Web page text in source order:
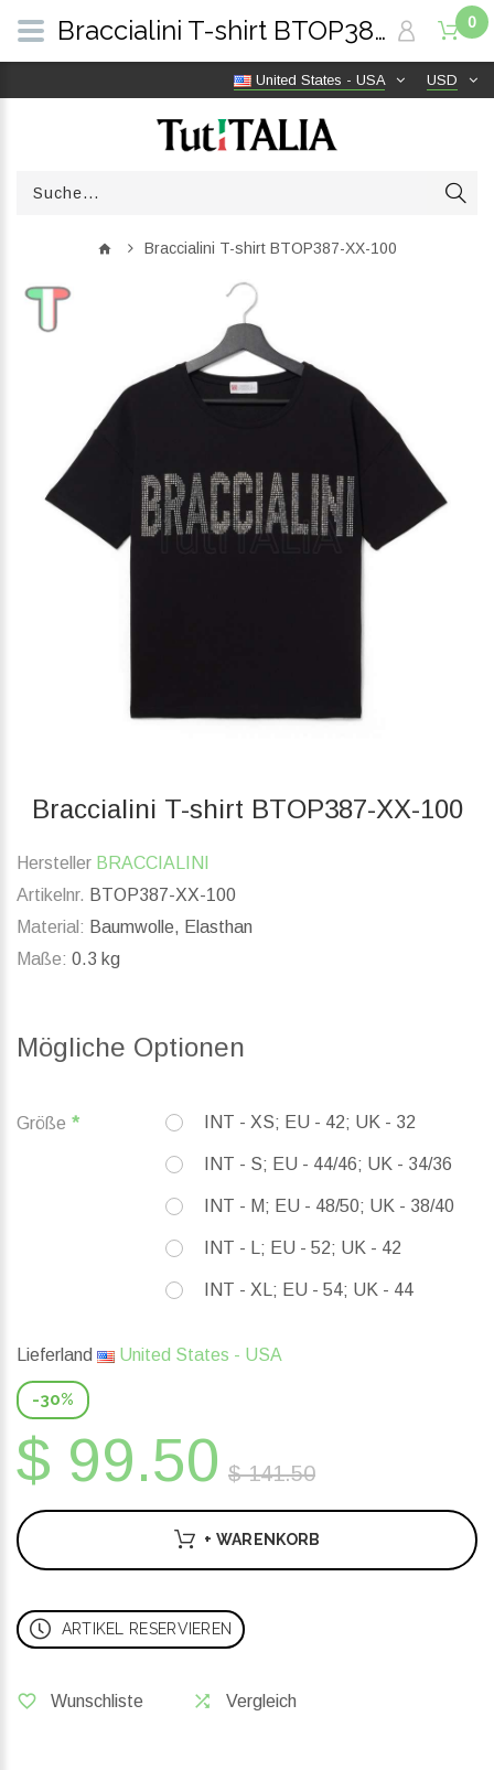
USD
United States - USA
0
Braccialini T-shirt BTOP387-XX-100
Braccialini T-shirt BTOP387-XX-100
Hersteller BRACCIALINI
Artikelnr. BTOP387-XX-100
Material: Baumwolle, Elasthan
Maße: 0.3 kg
Mögliche Optionen
Größe INT - XS; EU - 42; UK - 32
INT - S; EU - 44/46; UK - 34/36
INT - M; EU - 48/50; UK - 38/40
INT - L; EU - 52; UK - 42
INT - XL; EU - 54; UK - 44
Lieferland United States - USA
-30%
$ 99.50 $ 141.50
+ WARENKORB
ARTIKEL RESERVIEREN
Wunschliste Vergleich
Braccialini T-shirt BTOP387-XX-100 | TutITALIA